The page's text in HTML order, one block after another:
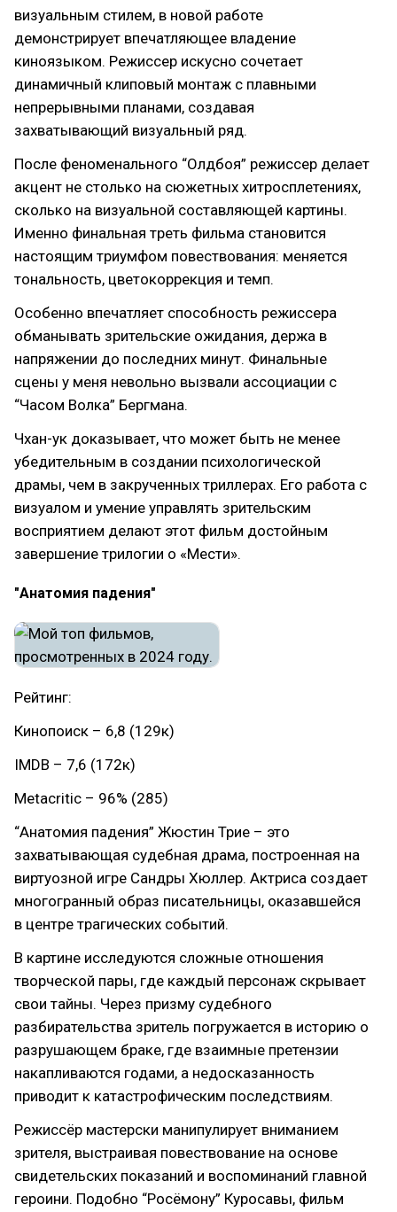
визуальным стилем, в новой работе
демонстрирует впечатляющее владение
киноязыком. Режиссер искусно сочетает
динамичный клиповый монтаж с плавными
непрерывными планами, создавая
захватывающий визуальный ряд.
После феноменального “Олдбоя” режиссер делает
акцент не столько на сюжетных хитросплетениях,
сколько на визуальной составляющей картины.
Именно финальная треть фильма становится
настоящим триумфом повествования: меняется
тональность, цветокоррекция и темп.
Особенно впечатляет способность режиссера
обманывать зрительские ожидания, держа в
напряжении до последних минут. Финальные
сцены у меня невольно вызвали ассоциации с
“Часом Волка” Бергмана.
Чхан-ук доказывает, что может быть не менее
убедительным в создании психологической
драмы, чем в закрученных триллерах. Его работа с
визуалом и умение управлять зрительским
восприятием делают этот фильм достойным
завершение трилогии о «Мести».
"Анатомия падения"
Рейтинг:
Кинопоиск – 6,8 (129к)
IMDB – 7,6 (172к)
Metacritic – 96% (285)
“Анатомия падения” Жюстин Трие – это
захватывающая судебная драма, построенная на
виртуозной игре Сандры Хюллер. Актриса создает
многогранный образ писательницы, оказавшейся
в центре трагических событий.
В картине исследуются сложные отношения
творческой пары, где каждый персонаж скрывает
свои тайны. Через призму судебного
разбирательства зритель погружается в историю о
разрушающем браке, где взаимные претензии
накапливаются годами, а недосказанность
приводит к катастрофическим последствиям.
Режиссёр мастерски манипулирует вниманием
зрителя, выстраивая повествование на основе
свидетельских показаний и воспоминаний главной
героини. Подобно “Росёмону” Куросавы, фильм